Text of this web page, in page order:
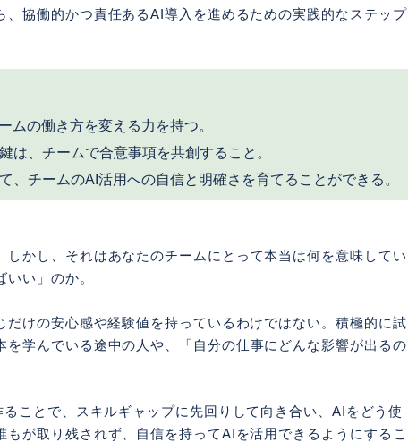
、協働的かつ責任あるAI導入を進めるための実践的なステップ
ムの働き方を変える力を持つ。
は、チームで合意事項を共創すること。
、チームのAI活用への自信と明確さを育てることができる。
しかし、それはあなたのチームにとって本当は何を意味してい
い」のか。
けの安心感や経験値を持っているわけではない。積極的に試
を学んでいる途中の人や、「自分の仕事にどんな影響が出るの
ることで、スキルギャップに先回りして向き合い、AIをどう使
もが取り残されず、自信を持ってAIを活用できるようにするこ